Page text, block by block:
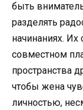
быть
разделять
начинаниях.
совместном
пространства
чтобы жена
личностью,